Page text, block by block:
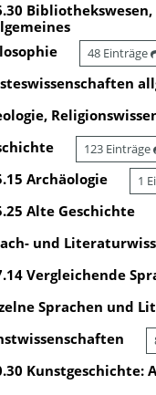
48 Einträge
123 Einträge
Archäologie 1
Alte Geschichte
und
Vergleichende
Sprachen und
Kunstgeschichte: